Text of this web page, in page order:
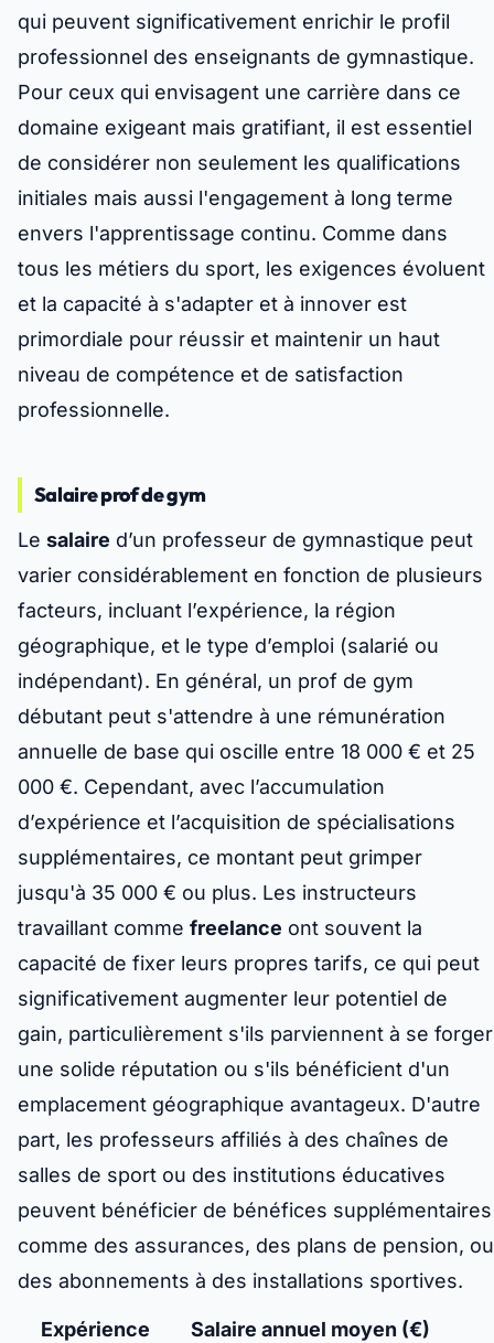
qui peuvent significativement enrichir le profil
professionnel des enseignants de gymnastique.
Pour ceux qui envisagent une carrière dans ce
domaine exigeant mais gratifiant, il est essentiel
de considérer non seulement les qualifications
initiales mais aussi l'engagement à long terme
envers l'apprentissage continu. Comme dans
tous les métiers du sport, les exigences évoluent
et la capacité à s'adapter et à innover est
primordiale pour réussir et maintenir un haut
niveau de compétence et de satisfaction
professionnelle.
Salaire prof de gym
Le salaire d’un professeur de gymnastique peut
varier considérablement en fonction de plusieurs
facteurs, incluant l’expérience, la région
géographique, et le type d’emploi (salarié ou
indépendant). En général, un prof de gym
débutant peut s'attendre à une rémunération
annuelle de base qui oscille entre 18 000 € et 25
000 €. Cependant, avec l’accumulation
d’expérience et l’acquisition de spécialisations
supplémentaires, ce montant peut grimper
jusqu'à 35 000 € ou plus. Les instructeurs
travaillant comme freelance ont souvent la
capacité de fixer leurs propres tarifs, ce qui peut
significativement augmenter leur potentiel de
gain, particulièrement s'ils parviennent à se forger
une solide réputation ou s'ils bénéficient d'un
emplacement géographique avantageux. D'autre
part, les professeurs affiliés à des chaînes de
salles de sport ou des institutions éducatives
peuvent bénéficier de bénéfices supplémentaires
comme des assurances, des plans de pension, ou
des abonnements à des installations sportives.
Expérience Salaire annuel moyen (€)